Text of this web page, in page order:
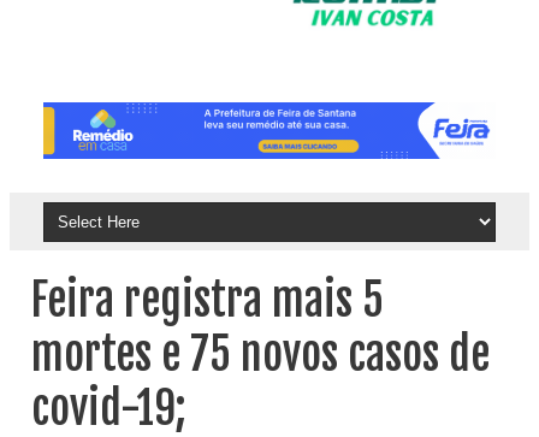
Feira registra mais 5
mortes e 75 novos casos de
covid-19;